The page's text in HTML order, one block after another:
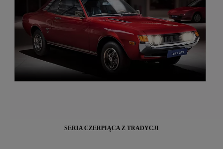
SERIA CZERPIĄCA Z TRADYCJI